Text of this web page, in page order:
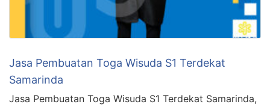
Jasa Pembuatan Toga Wisuda S1 Terdekat
Samarinda
Jasa Pembuatan Toga Wisuda S1 Terdekat Samarinda,